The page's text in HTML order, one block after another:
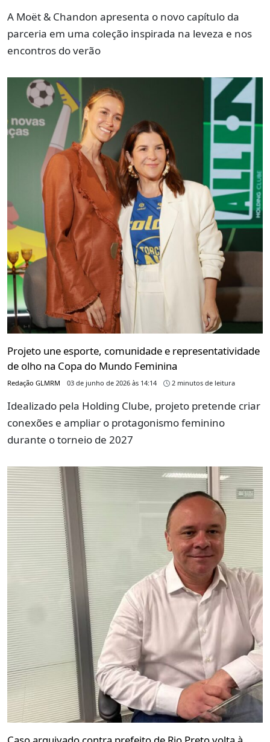
A Moët & Chandon apresenta o novo capítulo da
parceria em uma coleção inspirada na leveza e nos
encontros do verão
Projeto une esporte, comunidade e representatividade
de olho na Copa do Mundo Feminina
Redação GLMRM 03 de junho de 2026 às 14:14 2 minutos de leitura
Idealizado pela Holding Clube, projeto pretende criar
conexões e ampliar o protagonismo feminino
durante o torneio de 2027